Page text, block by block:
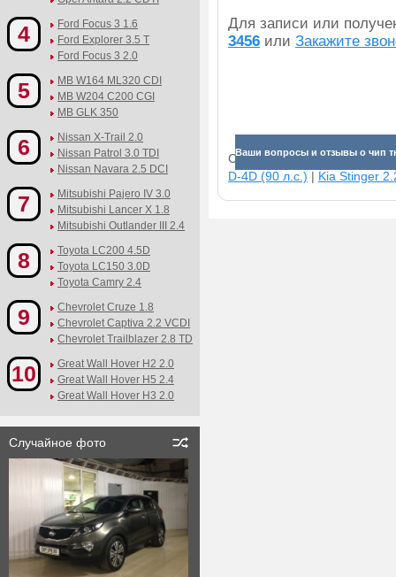
Для записи или
3456 или Закажите
Ваши вопросы и отзывы о чип
Смотрите прибавки для
D-4D (90 л.с.) | Kia Stinger
4
Ford Focus 3 1.6
Ford Explorer 3.5 T
Ford Focus 3 2.0
5
MB W164 ML320 CDI
MB W204 C200 CGI
MB GLK 350
6
Nissan X-Trail 2.0
Nissan Patrol 3.0 TDI
Nissan Navara 2.5 DCI
7
Mitsubishi Pajero IV 3.0
Mitsubishi Lancer X 1.8
Mitsubishi Outlander III 2.4
8
Toyota LC200 4.5D
Toyota LC150 3.0D
Toyota Camry 2.4
9
Chevrolet Cruze 1.8
Chevrolet Captiva 2.2 VCDI
Chevrolet Trailblazer 2.8 TD
10
Great Wall Hover H2 2.0
Great Wall Hover H5 2.4
Great Wall Hover H3 2.0
Случайное фото